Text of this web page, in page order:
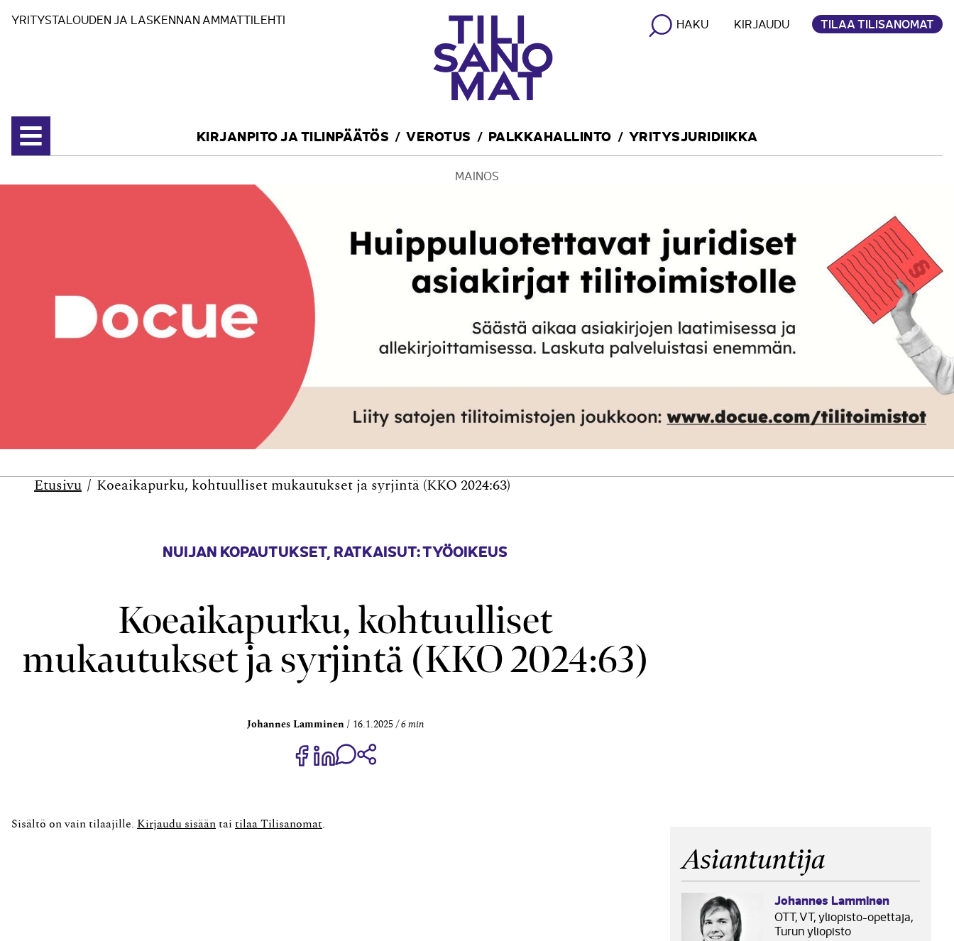
YRITYSTALOUDEN JA LASKENNAN AMMATTILEHTI HAKU KIRJAUDU TILAA TILISANOMAT
Avaa valikko
KIRJANPITO JA TILINPÄÄTÖS VEROTUS PALKKAHALLINTO YRITYSJURIDIIKKA
MAINOS
Etusivu Koeaika­purku, kohtuulliset mukautukset ja syrjintä (KKO 2024:63)
NUIJAN KOPAUTUKSET, RATKAISUT: TYÖOIKEUS
Koeaika­purku, kohtuulliset
mukautukset ja syrjintä (KKO 2024:63)
Johannes Lamminen 16.1.2025 6 min
Jaa Share on Facebook
Jaa Share on LinkedIn
Jaa WhatsApp-viestinä
Sisältö on vain tilaajille. Kirjaudu sisään tai tilaa Tilisanomat
Asiantuntija
Johannes Lamminen
OTT, VT, yliopisto-opettaja,
Turun yliopisto